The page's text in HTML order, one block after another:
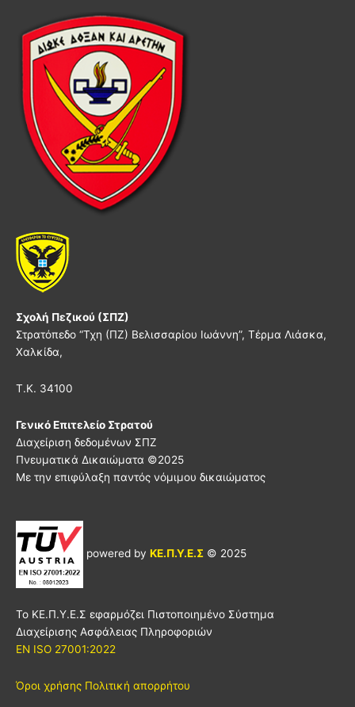
Σχολή Πεζικού (ΣΠΖ)
Στρατόπεδο “Τχη (ΠΖ) Βελισσαρίου Ιωάννη”, Τέρμα Λιάσκα,
Χαλκίδα,
Τ.Κ. 34100
Γενικό Επιτελείο Στρατού
Διαχείριση δεδομένων ΣΠΖ
Πνευματικά Δικαιώματα ©2025
Με την επιφύλαξη παντός νόμιμου δικαιώματος
powered by ΚΕ.Π.Υ.Ε.Σ © 2025
Το ΚΕ.Π.Υ.Ε.Σ εφαρμόζει Πιστοποιημένο Σύστημα
Διαχείρισης Ασφάλειας Πληροφοριών
EN ISO 27001:2022
Όροι χρήσης Πολιτική απορρήτου